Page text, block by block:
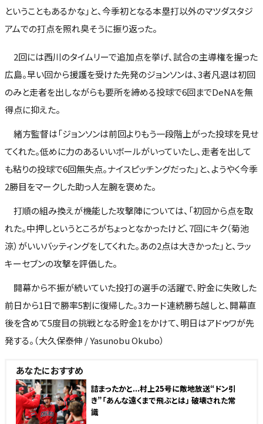
ということもあるかな」と、今季初となる本塁打以外のマツダスタジ
アムでの打点を照れ臭そうに振り返った。
2回には西川のタイムリーで追加点を挙げ、試合の主導権を握った
広島。早い回から援護を受けた先発のジョンソンは、3者凡退は初回
のみと走者を出しながらも要所を締める投球で6回までDeNAを無
得点に抑えた。
緒方監督は「ジョンソンは前回よりもう一段階上がった投球を見せ
てくれた。低めに力のあるいいボールがいっていたし、走者を出して
も粘りの投球で6回無失点。ナイスピッチングだった」と、ようやく今季
2勝目をマークした助っ人左腕を褒めた。
打順の組み換えが機能した攻撃陣については、「初回から点を取
れた。中押しというところがちょっとなかったけど、7回にキク（菊池
涼）がいいバッティングをしてくれた。あの2点は大きかった」と、ラッ
キーセブンの攻撃を評価した。
開幕から不振が続いていた投打の選手の活躍で、貯金に失敗した
前日から1日で勝率5割に復帰した。3カード連続勝ち越しと、開幕直
後を含めて5度目の挑戦となる貯金1をかけて、明日はアドゥワが先
発する。（大久保泰伸 / Yasunobu Okubo）
あなたにおすすめ
詰まったかと...村上25号に敵地放送“ドン引
き”「あんな遠くまで飛ぶとは」 破壊された常
識